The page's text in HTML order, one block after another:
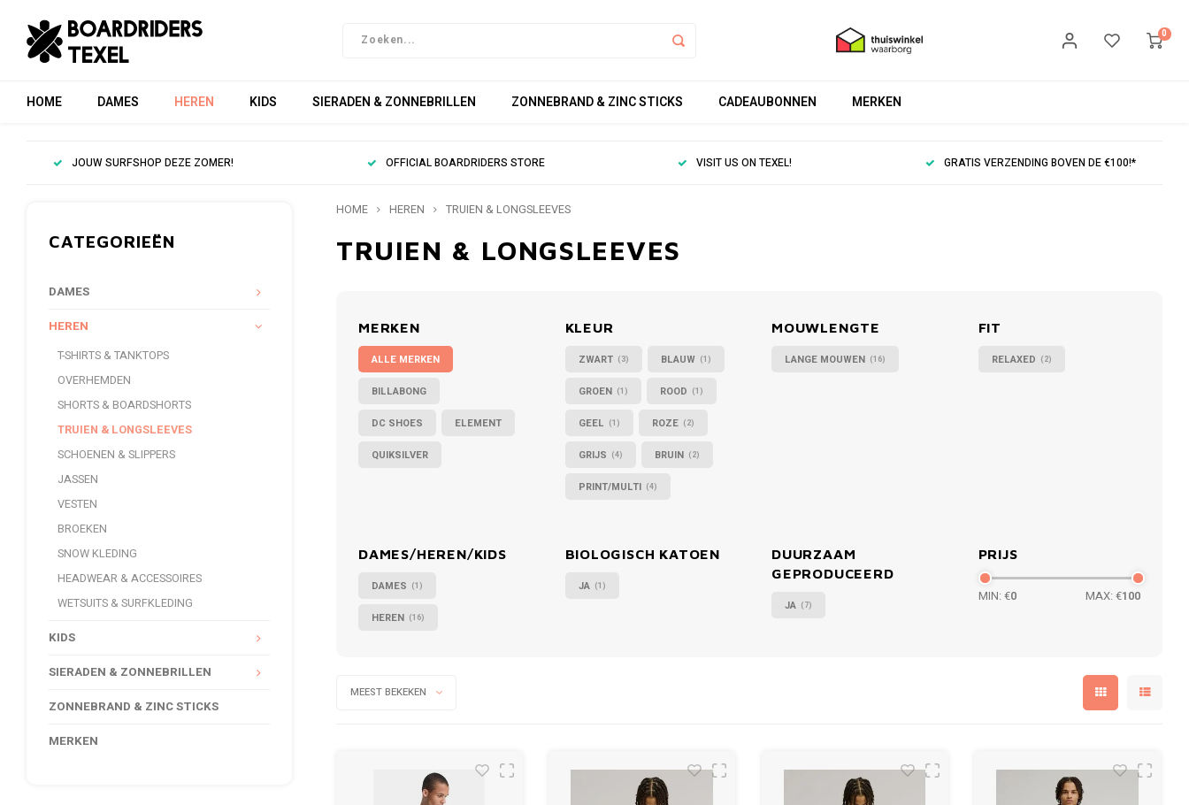
0
HOME DAMES HEREN KIDS SIERADEN & ZONNEBRILLEN ZONNEBRAND & ZINC STICKS CADEAUBONNEN MERKEN
JOUW SURFSHOP DEZE ZOMER! OFFICIAL BOARDRIDERS STORE VISIT US ON TEXEL! GRATIS VERZENDING BOVEN DE €100!*
CATEGORIEËN
DAMES
HEREN
T-SHIRTS & TANKTOPS
OVERHEMDEN
SHORTS & BOARDSHORTS
TRUIEN & LONGSLEEVES
SCHOENEN & SLIPPERS
JASSEN
VESTEN
BROEKEN
SNOW KLEDING
HEADWEAR & ACCESSOIRES
WETSUITS & SURFKLEDING
KIDS
SIERADEN & ZONNEBRILLEN
ZONNEBRAND & ZINC STICKS
MERKEN
HOME HEREN TRUIEN & LONGSLEEVES
TRUIEN & LONGSLEEVES
MERKEN
ALLE MERKEN
BILLABONG
DC SHOES ELEMENT
QUIKSILVER
KLEUR
ZWART (3) BLAUW (1)
GROEN (1) ROOD (1)
GEEL (1) ROZE (2)
GRIJS (4) BRUIN (2)
PRINT/MULTI (4)
MOUWLENGTE
LANGE MOUWEN (16)
FIT
RELAXED (2)
DAMES/HEREN/KIDS
DAMES (1)
HEREN (16)
BIOLOGISCH KATOEN
JA (1)
DUURZAAM
GEPRODUCEERD
JA (7)
PRIJS
MIN: €0 MAX: €100
MEEST BEKEKEN